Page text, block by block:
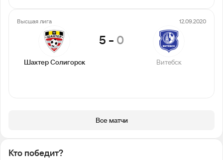
Высшая лига 12.09.2020
Шахтер Солигорск
5 - 0
Витебск
Все матчи
Кто победит?